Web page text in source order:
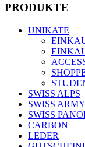
PRODUKTE
UNIKATE
SWISS ALPS
SWISS ARMY
SWISS
CARBON
LEDER